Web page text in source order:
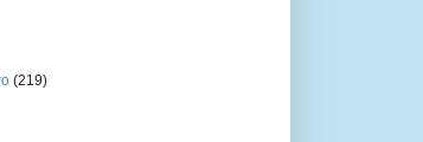
(219)